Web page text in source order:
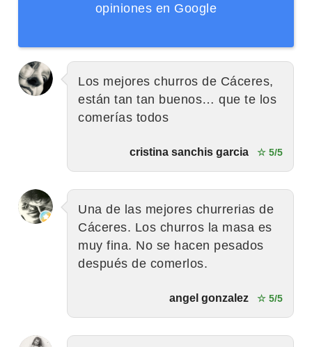
opiniones en Google
Los mejores churros de Cáceres,
están tan tan buenos… que te los
comerías todos
cristina sanchis garcia ☆ 5/5
Una de las mejores churrerias de
Cáceres. Los churros la masa es
muy fina. No se hacen pesados
después de comerlos.
angel gonzalez ☆ 5/5